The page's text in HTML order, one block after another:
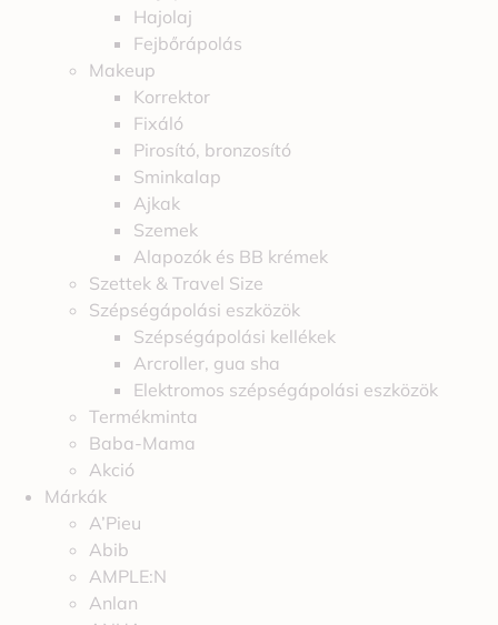
Hajolaj
Fejbőrápolás
Makeup
Korrektor
Fixáló
Pirosító, bronzosító
Sminkalap
Ajkak
Szemek
Alapozók és BB krémek
Szettek & Travel Size
Szépségápolási eszközök
Szépségápolási kellékek
Arcroller, gua sha
Elektromos szépségápolási eszközök
Termékminta
Baba-Mama
Akció
Márkák
A’Pieu
Abib
AMPLE:N
Anlan